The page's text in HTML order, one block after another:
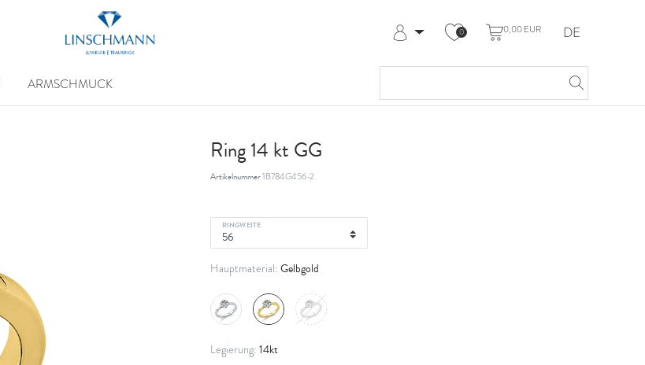
0 0,00 EUR DE
ARMSCHMUCK
Ring 14 kt GG
Artikelnummer1B784G456-2
RINGWEITE
Hauptmaterial: Gelbgold
Legierung: 14kt